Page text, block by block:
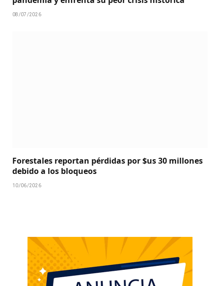
08/07/2026
Forestales reportan pérdidas por $us 30 millones
debido a los bloqueos
10/06/2026